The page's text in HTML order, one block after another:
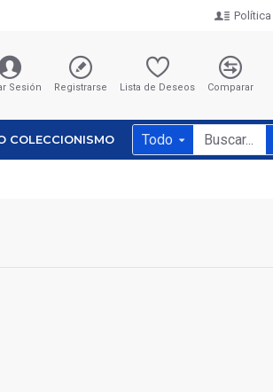
Sesión Registrarse Lista de Deseos Comparar
COLECCIONISMO Todo